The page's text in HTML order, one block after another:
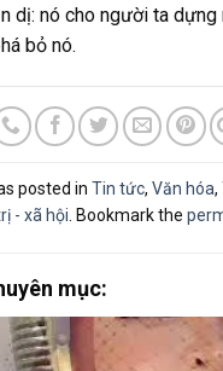
dị: nó cho người ta
bỏ nó.
posted in Tin tức, Văn hóa,
- xã hội. Bookmark the
mục: